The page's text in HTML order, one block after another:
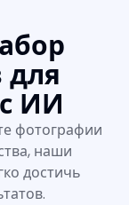
для
ИИ
фотографии
наши
достичь